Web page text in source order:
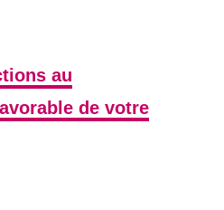
au
de votre